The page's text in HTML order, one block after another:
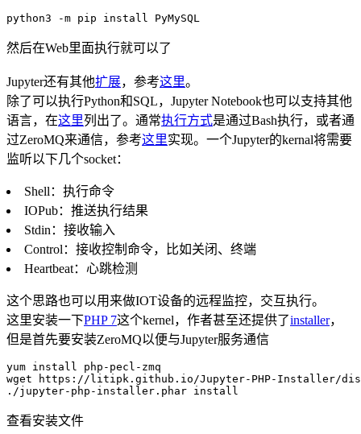
然后在Web里面执行就可以了
Jupyter还有其他扩展，参考这里。
除了可以执行Python和SQL，Jupyter Notebook也可以支持其他
语言，在这里列出了。通常执行方式是通过Bash执行，或者通
过ZeroMQ来通信，参考这里实现。一个Jupyter的kernal将需要
监听以下几个socket：
Shell：执行命令
IOPub：推送执行结果
Stdin：接收输入
Control：接收控制命令，比如关闭、终端
Heartbeat：心跳检测
这个思路也可以用来做IOT设备的远程监控，交互执行。
这里安装一下PHP 7这个kernel，作者甚至还提供了installer，
但是首先要安装ZeroMQ以便与Jupyter服务通信
yum install php-pecl-zmq
wget https://litipk.github.io/Jupyter-PHP-Installer/
查看安装文件